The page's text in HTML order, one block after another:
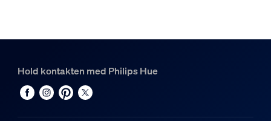
Materiale
Diverse
Hold kontakten med Philips Hue